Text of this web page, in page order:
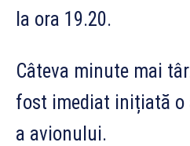
la ora 19.20.
Câteva minute mai
fost imediat inițiată o
a avionului.